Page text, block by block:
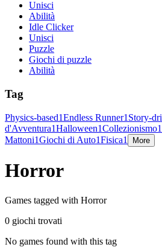
Unisci
Abilità
Idle Clicker
Unisci
Puzzle
Giochi di puzzle
Abilità
Tag
Physics-based1Endless Runner1 Story-
d'Avventura1Halloween1Collezionismo1
Mattoni1Giochi di Auto1Fisica1 More
Horror
Games tagged with Horror
0 giochi trovati
No games found with this tag